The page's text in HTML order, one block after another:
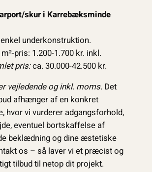
skur i Karrebæksminde
underkonstruktion.
pris: 1.200-1.700 kr. inkl.
pris:ca. 30.000-42.500 kr.
vejledende og inkl. moms.Det
afhænger af en konkret
hvor vi vurderer adgangsforhold,
eventuel bortskaffelse af
beklædning og dine æstetiske
os – så laver vi et præcist og
tilbud til netop dit projekt.